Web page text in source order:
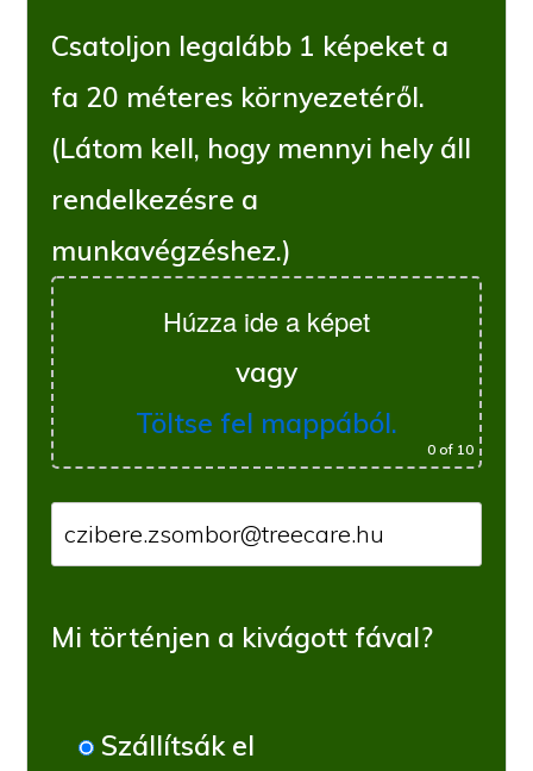
Csatoljon legalább 1 képeket a
fa 20 méteres környezetéről.
(Látom kell, hogy mennyi hely áll
rendelkezésre a
munkavégzéshez.)
Húzza ide a képet
vagy
Töltse fel mappából.
0of 10
Mi történjen a kivágott fával?
Szállítsák el